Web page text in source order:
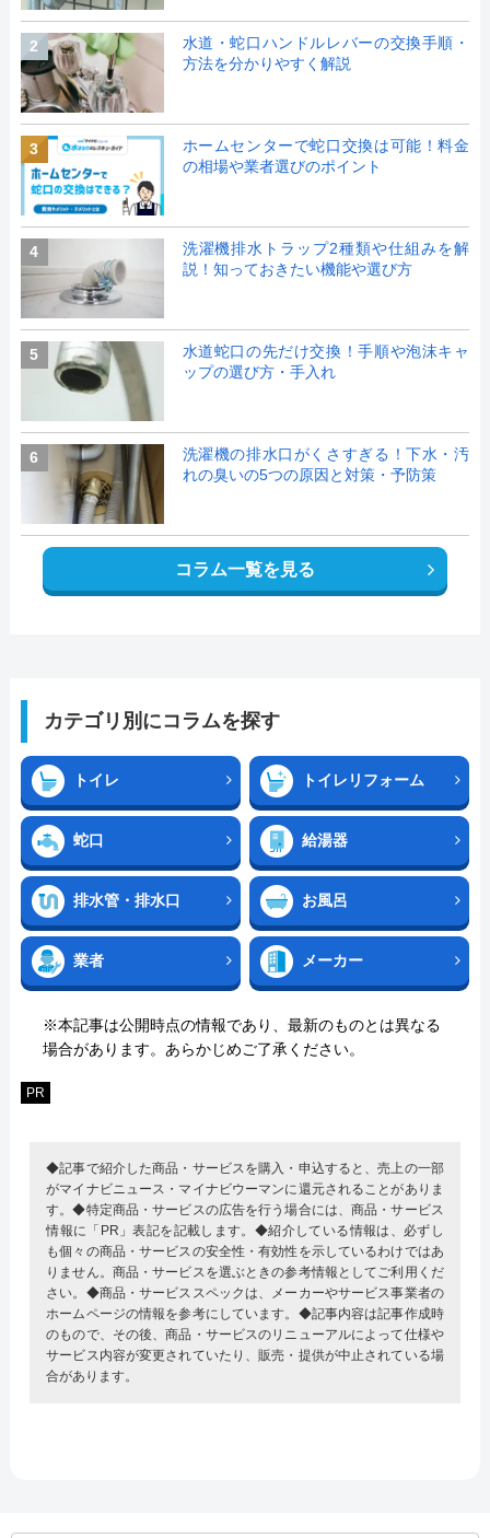
2
水道・蛇口ハンドルレバーの交換手順・
方法を分かりやすく解説
3
ホームセンターで蛇口交換は可能！料金
の相場や業者選びのポイント
4
洗濯機排水トラップ2種類や仕組みを解
説！知っておきたい機能や選び方
5
水道蛇口の先だけ交換！手順や泡沫キャ
ップの選び方・手入れ
6
洗濯機の排水口がくさすぎる！下水・汚
れの臭いの5つの原因と対策・予防策
コラム一覧を見る
カテゴリ別にコラムを探す
トイレ トイレリフォーム
蛇口 給湯器
排水管・排水口 お風呂
業者 メーカー
※本記事は公開時点の情報であり、最新のものとは異なる
場合があります。あらかじめご了承ください。
PR
◆記事で紹介した商品・サービスを購入・申込すると、売上の一部
がマイナビニュース・マイナビウーマンに還元されることがありま
す。◆特定商品・サービスの広告を行う場合には、商品・サービス
情報に「PR」表記を記載します。◆紹介している情報は、必ずし
も個々の商品・サービスの安全性・有効性を示しているわけではあ
りません。商品・サービスを選ぶときの参考情報としてご利用くだ
さい。◆商品・サービススペックは、メーカーやサービス事業者の
ホームページの情報を参考にしています。◆記事内容は記事作成時
のもので、その後、商品・サービスのリニューアルによって仕様や
サービス内容が変更されていたり、販売・提供が中止されている場
合があります。